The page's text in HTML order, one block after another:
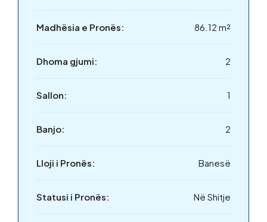
Madhësia e Pronës: 86.12 m²
Dhoma gjumi: 2
Sallon: 1
Banjo: 2
Lloji i Pronës: Banesë
Statusi i Pronës: Në Shitje